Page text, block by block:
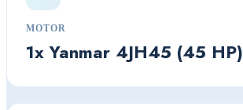
MOTOR
1x Yanmar 4JH45 (45 HP)